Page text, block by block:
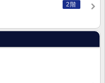
2階